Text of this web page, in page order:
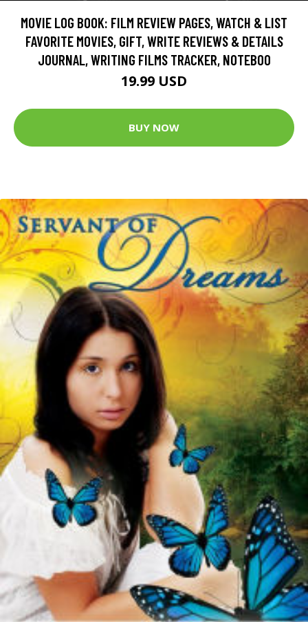
MOVIE LOG BOOK: FILM REVIEW PAGES, WATCH & LIST
FAVORITE MOVIES, GIFT, WRITE REVIEWS & DETAILS
JOURNAL, WRITING FILMS TRACKER, NOTEBOO
19.99 USD
BUY NOW